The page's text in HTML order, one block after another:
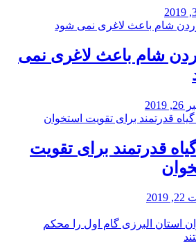
شام باعث لاغری نمی
قدرتمند برای تقویت